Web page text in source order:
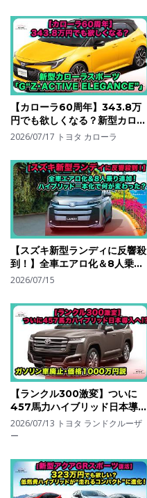
【カローラ60周年】343.8万
円でも欲しくなる？新型カロー
ラスポーツ「G“Z・ACTIVE
カローラスポーツ
#corollasport
2026/07/17 トヨタ カローラ
【スズキ新型ランディに反響殺
到！】全車エアロ化＆8人乗り
追加！ハイブリッド一本化で何
ディ #suzukilandy
2026/07/15
【ランクル300激変】ついに
457馬力ハイブリッド日本導入
へ!? ガソリン車廃止・価格
1000万円説| #トヨタ #ランド
#toyotalandcruiser300
2026/07/13 トヨタ ランドクルーザ
ー